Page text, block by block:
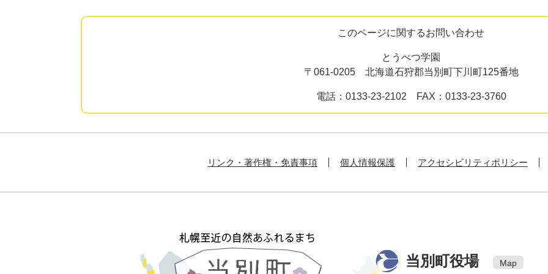
このページに関するお問い合わせ
とうべつ学園
〒061-0205 北海道石狩郡当別町下川町125番地
電話：0133-23-2102 FAX：0133-23-3760
リンク・著作権・免責事項 個人情報保護 アクセシビリティポリシー
当別町役場 Map